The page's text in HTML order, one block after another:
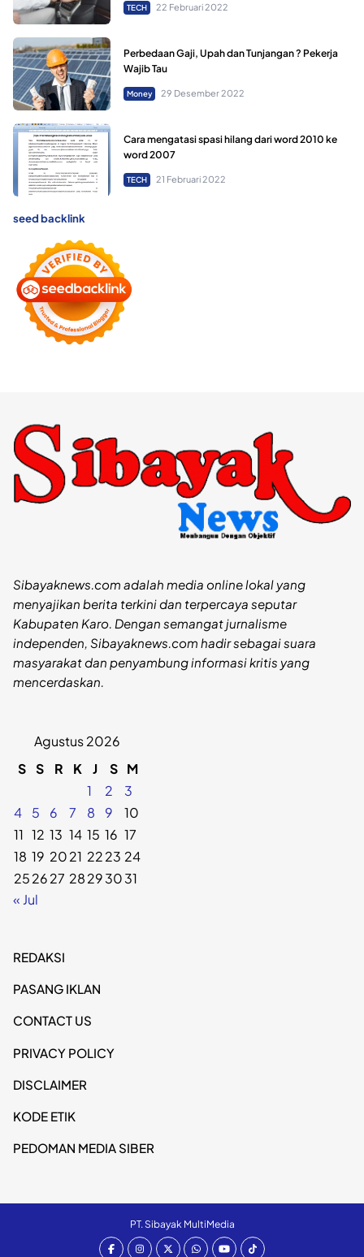
TECH 22 Februari 2022
Perbedaan Gaji, Upah dan Tunjangan ? Pekerja
Wajib Tau
Money 29 Desember 2022
Cara mengatasi spasi hilang dari word 2010 ke
word 2007
TECH 21 Februari 2022
seed backlink
Sibayaknews.com adalah media online lokal yang
menyajikan berita terkini dan terpercaya seputar
Kabupaten Karo. Dengan semangat jurnalisme
independen, Sibayaknews.com hadir sebagai suara
masyarakat dan penyambung informasi kritis yang
mencerdaskan.
Agustus 2026
S S R K J S M
1
2
3
4
5 6 7 8 9
10
11 12 13 14 15 16 17
18 19 2021 2223 24
252627 28293031
« Jul
REDAKSI
PASANG IKLAN
CONTACT US
PRIVACY POLICY
DISCLAIMER
KODE ETIK
PEDOMAN MEDIA SIBER
PT. Sibayak MultiMedia